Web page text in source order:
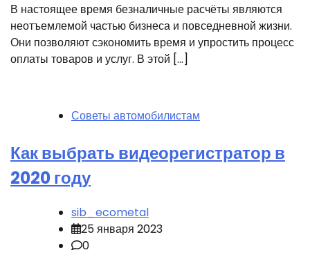
В настоящее время безналичные расчёты являются
неотъемлемой частью бизнеса и повседневной жизни.
Они позволяют сэкономить время и упростить процесс
оплаты товаров и услуг. В этой […]
Советы автомобилистам
Как выбрать видеорегистратор в
2020 году
sib_ecometal
25 января 2023
0